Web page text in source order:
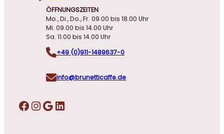
ÖFFNUNGSZEITEN
Mo., Di., Do., Fr. 09.00 bis 18.00 Uhr
Mi. 09.00 bis 14.00 Uhr
Sa. 11.00 bis 14.00 Uhr
+49 (0)911-1489637-0
info@brunetticaffe.de
Facebook InstagramGoogle LinkedIn